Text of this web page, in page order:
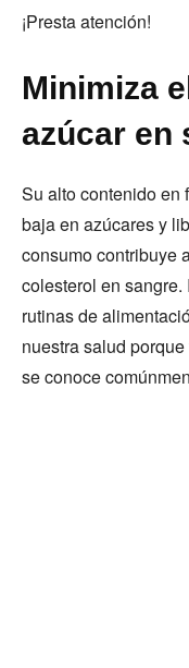
¡Presta atención!
Minimiza
azúcar en
Su alto contenido en
baja en azúcares y
consumo contribuye
colesterol en
rutinas de
nuestra salud
se conoce